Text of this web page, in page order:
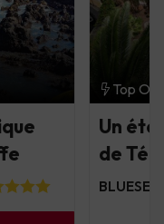
Top
Un été
de